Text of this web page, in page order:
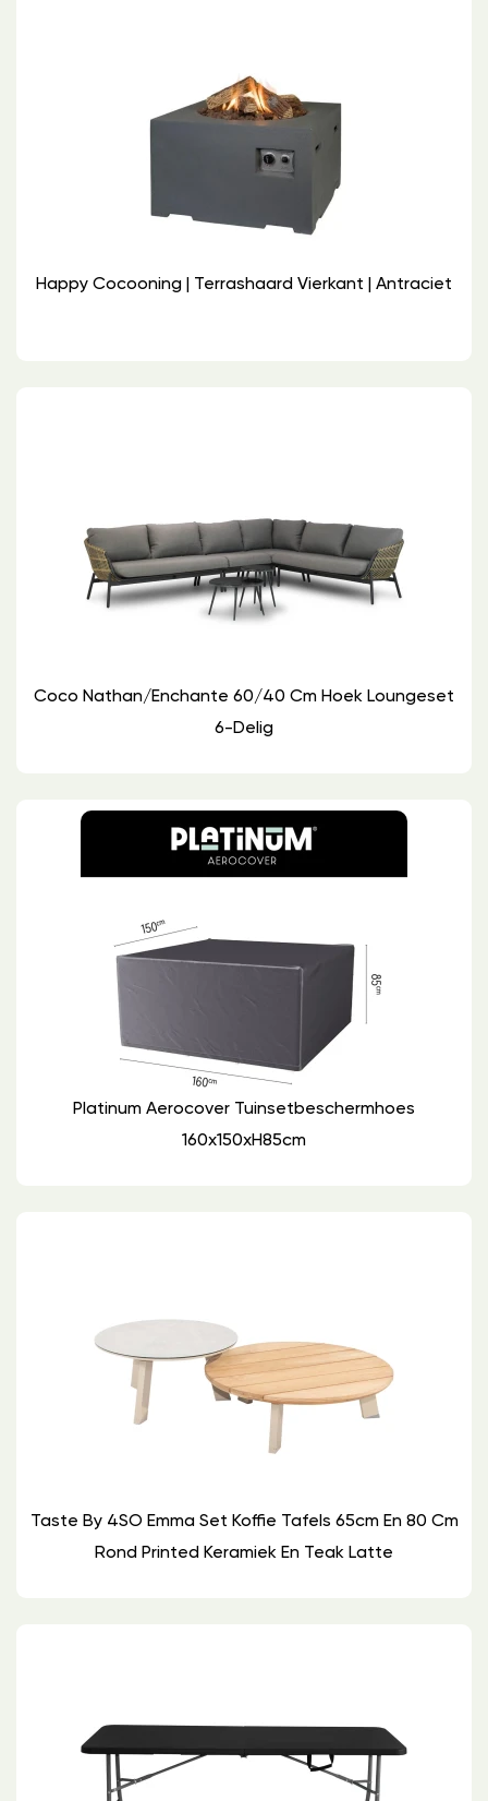
Happy Cocooning | Terrashaard Vierkant | Antraciet
Coco Nathan/Enchante 60/40 Cm Hoek Loungeset
6-Delig
Platinum Aerocover Tuinsetbeschermhoes
160x150xH85cm
Taste By 4SO Emma Set Koffie Tafels 65cm En 80 Cm
Rond Printed Keramiek En Teak Latte